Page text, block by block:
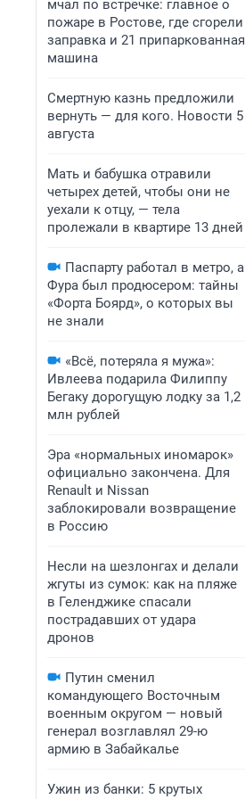
мчал по встречке: главное о
пожаре в Ростове, где сгорели
заправка и 21 припаркованная
машина
Смертную казнь предложили
вернуть — для кого. Новости 5
августа
Мать и бабушка отравили
четырех детей, чтобы они не
уехали к отцу, — тела
пролежали в квартире 13 дней
Паспарту работал в метро, а
Фура был продюсером: тайны
«Форта Боярд», о которых вы
не знали
«Всё, потеряла я мужа»:
Ивлеева подарила Филиппу
Бегаку дорогущую лодку за 1,2
млн рублей
Эра «нормальных иномарок»
официально закончена. Для
Renault и Nissan
заблокировали возвращение
в Россию
Несли на шезлонгах и делали
жгуты из сумок: как на пляже
в Геленджике спасали
пострадавших от удара
дронов
Путин сменил
командующего Восточным
военным округом — новый
генерал возглавлял 29-ю
армию в Забайкалье
Ужин из банки: 5 крутых